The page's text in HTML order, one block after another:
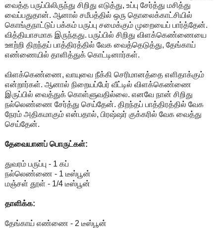
வைத்த பருப்பிலிருந்து சிறிது எடுத்து, உப்பு சேர்த்து மசித்து
வைப்பதுதான். ஆனால் சமீபத்தில் ஒரு தொலைக்காட்சியில்
கொங்குநாட்டுப் பக்கம் பருப்பு சமைக்கும் முறையைப் பார்த்தேன்.
வித்தியாசமாக இருந்தது. பருப்பில் சிறிது விளக்கெண்ணையை
ஊற்றி திறந்தப் பாத்திரத்தில் வேக வைத்தெடுத்து, தேங்காய்
எண்ணையில் தாளித்துக் கொட்டினார்கள்.
விளக்கெண்ணை, வாயுவை நீக்கி செரிமானத்தை எளிதாக்கும்
என்றார்கள். ஆனால் நிறையப்பேர் வீட்டில் விளக்கெண்ணை
இருப்பில் வைத்துக் கொள்ளுவதில்லை. எனவே நான் சிறிது
நல்லெண்ணை சேர்த்து செய்தேன். திறந்தப் பாத்திரத்தில் வேக
நேரம் அதிகமாகும் என்பதால், பிரஷ்ஷர் குக்கரில் வேக வைத்து
செய்தேன்.
தேவையானப் பொருட்கள்:
துவரம் பருப்பு - 1 கப்
நல்லெண்ணை - 1 டீஸ்பூன்
மஞ்சள் தூள் - 1/4 டீஸ்பூன்
தாளிக்க:
தேங்காய் எண்ணை - 2 டீஸ்பூன்